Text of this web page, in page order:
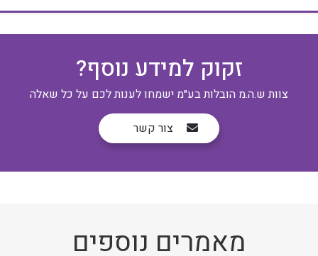
זקוק למידע נוסף?
צוות ש.ה.מ הובלות בע״מ ישמחו לענות לכם על כל שאלה
צור קשר
מאמרים נוספים